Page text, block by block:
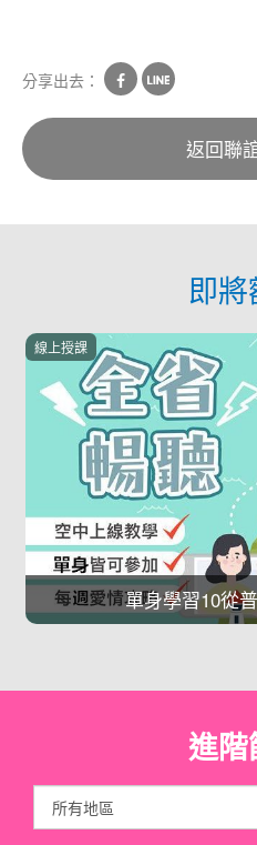
分享出去：
返回聯
即
單身學習10從
線上授課
進階